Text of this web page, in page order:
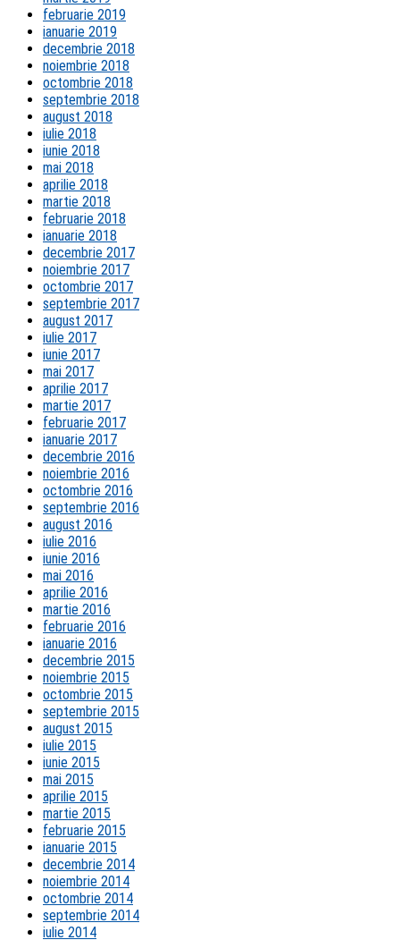
februarie 2019
ianuarie 2019
decembrie 2018
noiembrie 2018
octombrie 2018
septembrie 2018
august 2018
iulie 2018
iunie 2018
mai 2018
aprilie 2018
martie 2018
februarie 2018
ianuarie 2018
decembrie 2017
noiembrie 2017
octombrie 2017
septembrie 2017
august 2017
iulie 2017
iunie 2017
mai 2017
aprilie 2017
martie 2017
februarie 2017
ianuarie 2017
decembrie 2016
noiembrie 2016
octombrie 2016
septembrie 2016
august 2016
iulie 2016
iunie 2016
mai 2016
aprilie 2016
martie 2016
februarie 2016
ianuarie 2016
decembrie 2015
noiembrie 2015
octombrie 2015
septembrie 2015
august 2015
iulie 2015
iunie 2015
mai 2015
aprilie 2015
martie 2015
februarie 2015
ianuarie 2015
decembrie 2014
noiembrie 2014
octombrie 2014
septembrie 2014
iulie 2014